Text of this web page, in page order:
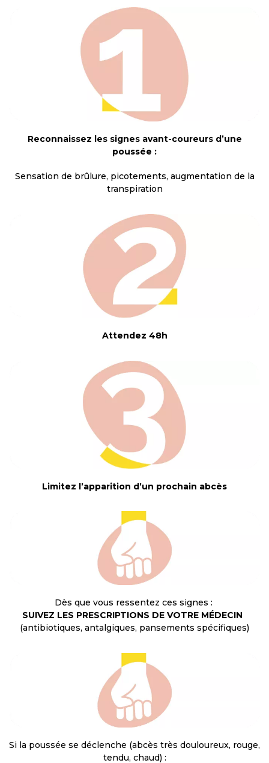
Reconnaissez les signes avant-coureurs d’une
poussée :
Sensation de brûlure, picotements, augmentation de la
transpiration
Attendez 48h
Limitez l’apparition d’un prochain abcès
Dès que vous ressentez ces signes :
SUIVEZ LES PRESCRIPTIONS DE VOTRE MÉDECIN
(antibiotiques, antalgiques, pansements spécifiques)
Si la poussée se déclenche (abcès très douloureux, rouge,
tendu, chaud) :